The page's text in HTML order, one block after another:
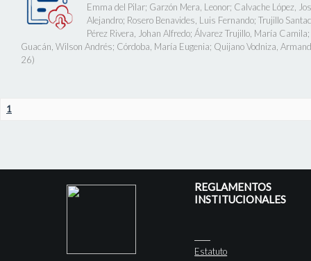
Emma del Pilar; Garzón Mera, Leonor; Calvache López,
Alejandro; Rosero Benavides, Luis Fernando; Trujillo
Pérez Rivera, Johan Alfredo; Álvarez Trujillo, María Camila;
Guacán, Wilson Andrés; Córdoba, María Eugenia; Quijano Vodniza,
26)
1
REGLAMENTOS
INSTITUCIONALES
Estatuto